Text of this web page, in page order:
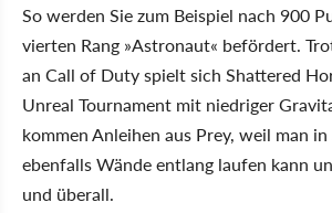
So werden Sie zum Beispiel nach 900
vierten Rang »Astronaut« befördert.
an Call of Duty spielt sich Shattered
Unreal Tournament mit niedriger
kommen Anleihen aus Prey, weil man
ebenfalls Wände entlang laufen kann
und überall.